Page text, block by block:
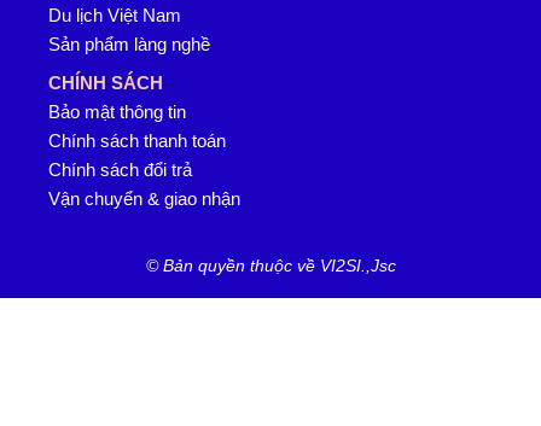
Du lịch Việt Nam
Sản phẩm làng nghề
CHÍNH SÁCH
Bảo mật thông tin
Chính sách thanh toán
Chính sách đổi trả
Vận chuyển & giao nhận
© Bản quyền thuộc về VI2SI.,Jsc